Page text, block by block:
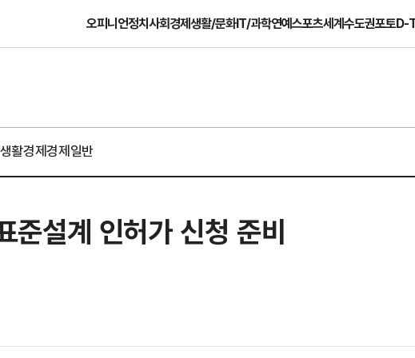
오피니언정치사회경제생활/문화IT/과학연예스포츠세계수도권포토D-
생활경제경제일반
준설계 인허가 신청 준비